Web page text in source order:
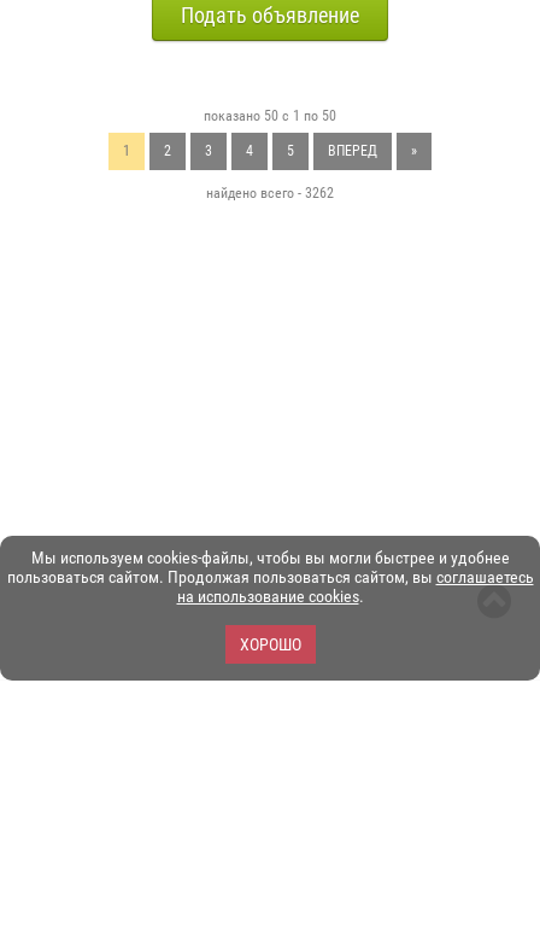
Мы используем cookies-файлы, чтобы вы могли быстрее и удобнее
пользоваться сайтом. Продолжая пользоваться сайтом, вы соглашаетесь
на использование cookies.
ХОРОШО
Подать объявление
показано 50 с 1 по 50
1 2 3 4 5 ВПЕРЕД »
найдено всего - 3262